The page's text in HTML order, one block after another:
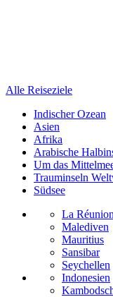
Alle Reiseziele
Indischer Ozean
Asien
Afrika
Arabische
Um das
Trauminseln
Südsee
La Réunion
Malediven
Mauritius
Sansibar
Seychellen
Indonesien